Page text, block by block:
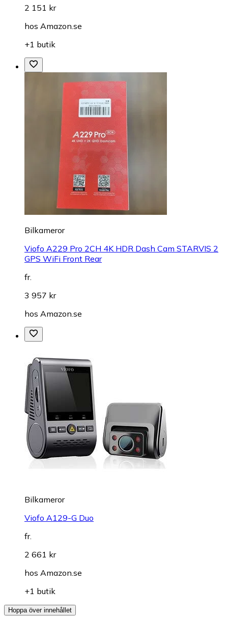
2 151 kr
hos Amazon.se
+1 butik
Bilkameror
Viofo A229 Pro 2CH 4K HDR Dash Cam STARVIS 2
GPS WiFi Front Rear
fr.
3 957 kr
hos Amazon.se
Bilkameror
Viofo A129-G Duo
fr.
2 661 kr
hos Amazon.se
+1 butik
Hoppa över innehållet